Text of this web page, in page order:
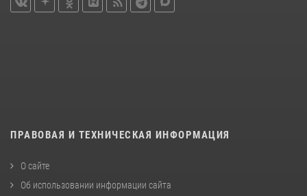
ПРАВОВАЯ И ТЕХНИЧЕСКАЯ ИНФОРМАЦИЯ
О сайте
Об использовании информации сайта